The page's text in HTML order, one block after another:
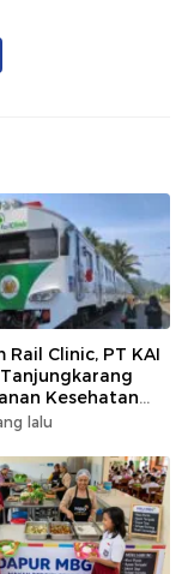
Rail Clinic, PT KAI
Kesehatan
Warga
lalu